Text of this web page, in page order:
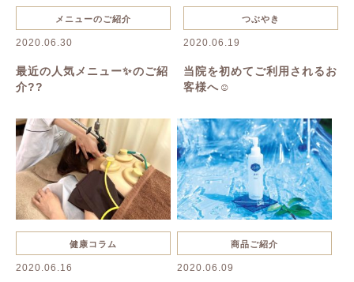
リフトアップ
綺麗になりたい 乾燥 たるみ
シワ イボ シミ
キャンペーン
メニューのご紹介
2020.06.30
最近の人気メニュー✨のご紹
介??
つぶやき
2020.06.19
当院を初めてご利用されるお
客様へ☺️
健康コラム
2020.06.16
商品ご紹介
2020.06.09